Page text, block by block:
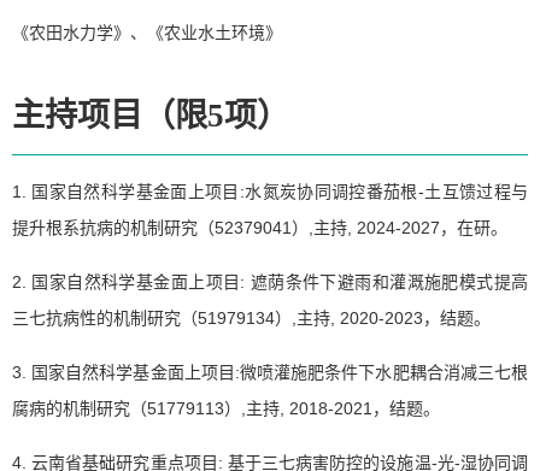
《农田水力学》、《农业水土环境》
主持项目（限5项）
1. 国家自然科学基金面上项目:水氮炭协同调控番茄根-土互馈过程与
提升根系抗病的机制研究（52379041）,主持, 2024-2027，在研。
2. 国家自然科学基金面上项目: 遮荫条件下避雨和灌溉施肥模式提高
三七抗病性的机制研究（51979134）,主持, 2020-2023，结题。
3. 国家自然科学基金面上项目:微喷灌施肥条件下水肥耦合消减三七根
腐病的机制研究（51779113）,主持, 2018-2021，结题。
4. 云南省基础研究重点项目: 基于三七病害防控的设施温-光-湿协同调